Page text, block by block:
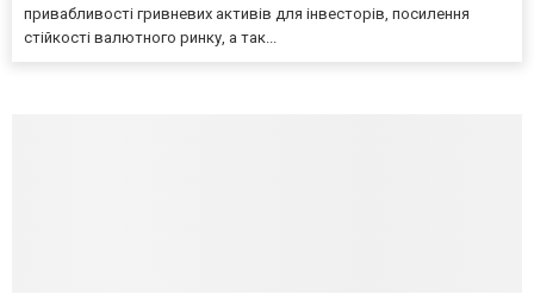
привабливості гривневих активів для інвесторів, посилення
стійкості валютного ринку, а так...